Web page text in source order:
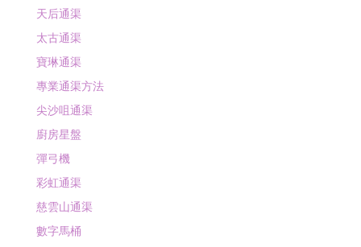
天后通渠
太古通渠
寶琳通渠
專業通渠方法
尖沙咀通渠
廚房星盤
彈弓機
彩虹通渠
慈雲山通渠
數字馬桶